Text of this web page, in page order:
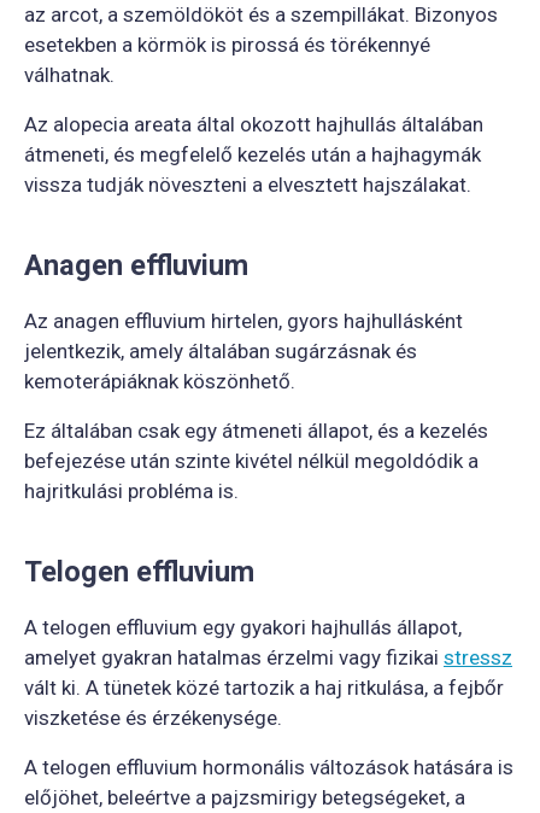
az arcot, a szemöldököt és a szempillákat. Bizonyos
esetekben a körmök is pirossá és törékennyé
válhatnak.
Az alopecia areata által okozott hajhullás általában
átmeneti, és megfelelő kezelés után a hajhagymák
vissza tudják növeszteni a elvesztett hajszálakat.
Anagen effluvium
Az anagen effluvium hirtelen, gyors hajhullásként
jelentkezik, amely általában sugárzásnak és
kemoterápiáknak köszönhető.
Ez általában csak egy átmeneti állapot, és a kezelés
befejezése után szinte kivétel nélkül megoldódik a
hajritkulási probléma is.
Telogen effluvium
A telogen effluvium egy gyakori hajhullás állapot,
amelyet gyakran hatalmas érzelmi vagy fizikai stressz
vált ki. A tünetek közé tartozik a haj ritkulása, a fejbőr
viszketése és érzékenysége.
A telogen effluvium hormonális változások hatására is
előjöhet, beleértve a pajzsmirigy betegségeket, a